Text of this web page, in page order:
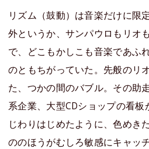
リズム（鼓動）は音楽だけに限
外というか、サンパウロもリオ
で、どこもかしこも音楽であふ
のともちがっていた。先般のリ
た、つかの間のバブル。その助
系企業、大型CDショップの看板
じわりはじめたように、色めき
ののほうがむしろ敏感にキャッ